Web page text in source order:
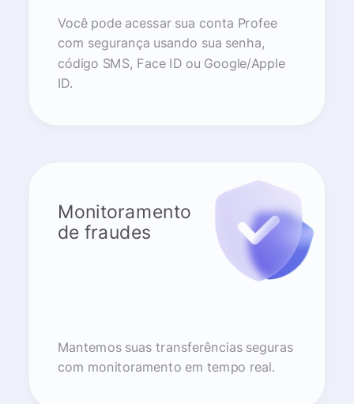
Você pode acessar sua conta Profee
com segurança usando sua senha,
código SMS, Face ID ou Google/Apple
ID.
Monitoramento
de fraudes
Mantemos suas transferências seguras
com monitoramento em tempo real.